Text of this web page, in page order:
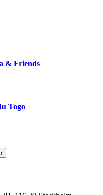
& Friends
Togo